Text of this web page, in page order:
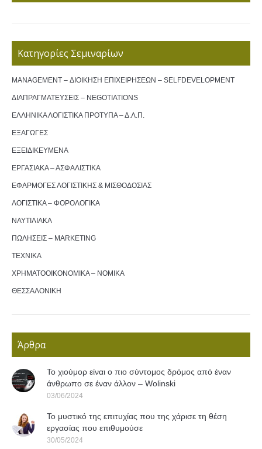
Κατηγορίες Σεμιναρίων
MANAGEMENT – ΔΙΟΙΚΗΣΗ ΕΠΙΧΕΙΡΗΣΕΩΝ – SELFDEVELOPMENT
ΔΙΑΠΡΑΓΜΑΤΕΥΣΕΙΣ – NEGOTIATIONS
ΕΛΛΗΝΙΚΑ ΛΟΓΙΣΤΙΚΑ ΠΡΟΤΥΠΑ – Δ.Λ.Π.
ΕΞΑΓΩΓΕΣ
ΕΞΕΙΔΙΚΕΥΜΕΝΑ
ΕΡΓΑΣΙΑΚΑ – ΑΣΦΑΛΙΣΤΙΚΑ
ΕΦΑΡΜΟΓΕΣ ΛΟΓΙΣΤΙΚΗΣ & ΜΙΣΘΟΔΟΣΙΑΣ
ΛΟΓΙΣΤΙΚΑ – ΦΟΡΟΛΟΓΙΚΑ
ΝΑΥΤΙΛΙΑΚΑ
ΠΩΛΗΣΕΙΣ – MARKETING
ΤΕΧΝΙΚΑ
ΧΡΗΜΑΤΟΟΙΚΟΝΟΜΙΚΑ – ΝΟΜΙΚΑ
ΘΕΣΣΑΛΟΝΙΚΗ
Άρθρα
Το χιούμορ είναι ο πιο σύντομος δρόμος από έναν
άνθρωπο σε έναν άλλον – Wolinski
03/06/2024
Το μυστικό της επιτυχίας που της χάρισε τη θέση
εργασίας που επιθυμούσε
30/05/2024